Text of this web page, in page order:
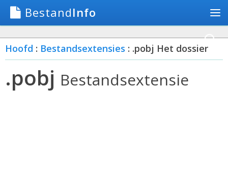
BestandInfo
Hoofd : Bestandsextensies : .pobj Het dossier
.pobj Bestandsextensie